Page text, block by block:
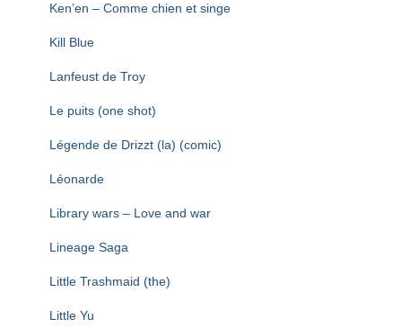
Ken’en – Comme chien et singe
Kill Blue
Lanfeust de Troy
Le puits (one shot)
Légende de Drizzt (la) (comic)
Léonarde
Library wars – Love and war
Lineage Saga
Little Trashmaid (the)
Little Yu